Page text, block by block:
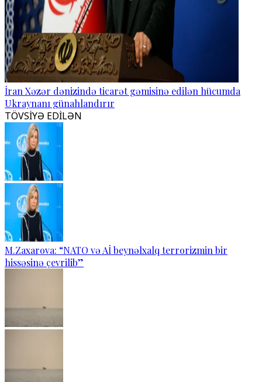
İran Xəzər dənizində ticarət gəmisinə edilən hücumda
Ukraynanı günahlandırır
TÖVSİYƏ EDİLƏN
M.Zaxarova: “NATO və Aİ beynəlxalq terrorizmin bir
hissəsinə çevrilib”